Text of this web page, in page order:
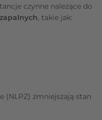
czynne należące do
, takie jak:
(NLPZ) zmniejszają stan